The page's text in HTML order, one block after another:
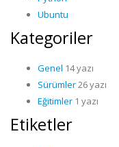
Ubuntu
Kategoriler
Genel 14 yazı
Sürümler26 yazı
Eğitimler 1 yazı
Etiketler